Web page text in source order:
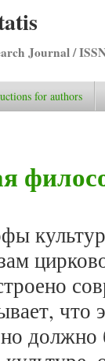
Journal /
for authors